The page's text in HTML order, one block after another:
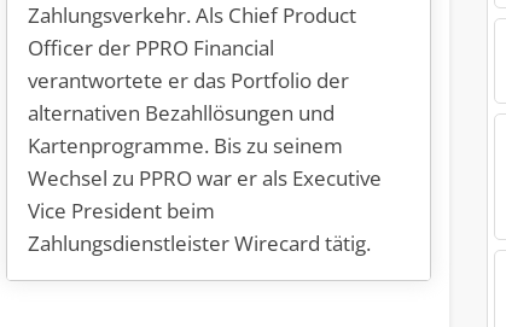
Zahlungsverkehr. Als Chief Product
Officer der PPRO Financial
verantwortete er das Portfolio der
alternativen Bezahllösungen und
Kartenprogramme. Bis zu seinem
Wechsel zu PPRO war er als Executive
Vice President beim
Zahlungsdienstleister Wirecard tätig.